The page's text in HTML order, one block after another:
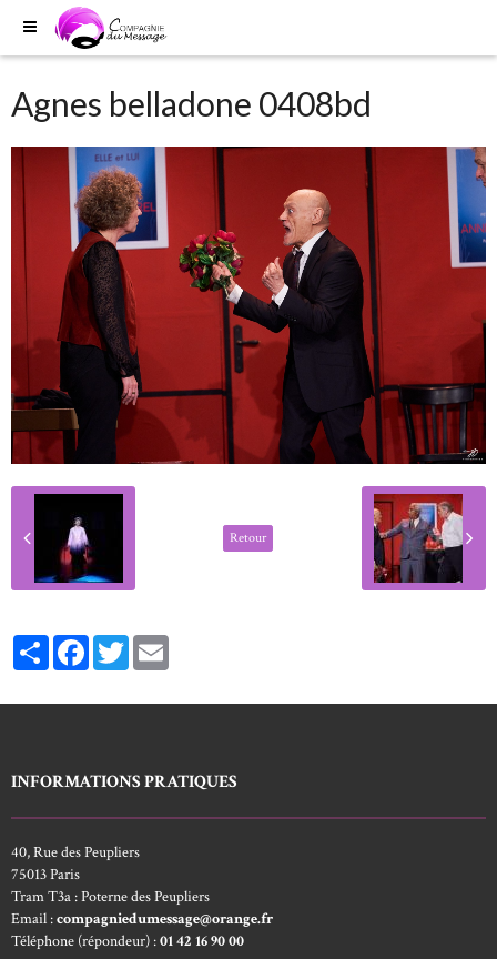
Agnes belladone 0408bd
Retour
PartagerFacebookTwitter
INFORMATIONS PRATIQUES
40, Rue des Peupliers
75013 Paris
Tram T3a : Poterne des Peupliers
Email :compagniedumessage@orange.fr
Téléphone (répondeur) :01 42 16 90 00